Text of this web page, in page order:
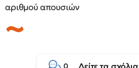
αριθμού απουσιών
0 Δείτε τα σχόλια